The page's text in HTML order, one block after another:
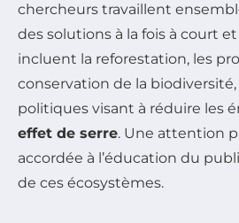
chercheurs travaillent
des solutions à la fois à court
incluent la reforestation, les
conservation de la
politiques visant à réduire les
effet de serre. Une attention
accordée à l’éducation du
de ces écosystèmes.